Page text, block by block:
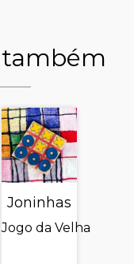
também
Joninhas
Jogo da Velha